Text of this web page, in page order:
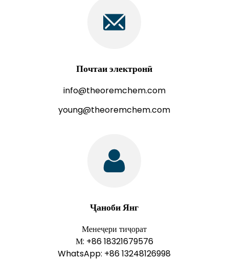
Почтаи электронӣ
info@theoremchem.com
young@theoremchem.com
Ҷаноби Янг
Менеҷери тиҷорат
М: +86 18321679576
WhatsApp: +86 13248126998